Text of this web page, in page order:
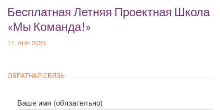
Бесплатная Летняя Проектная Школа
«Мы Команда!»
17, АПР 2023
ОБРАТНАЯ СВЯЗЬ
Ваше имя (обязательно)